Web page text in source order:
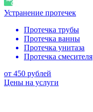
Устранение протечек
Протечка трубы
Протечка ванны
Протечка унитаза
Протечка смесителя
от 450 рублей
Цены на услуги